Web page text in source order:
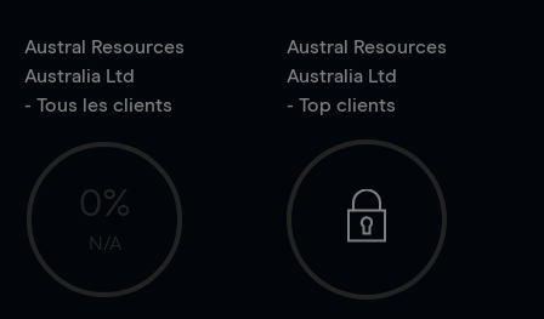
Austral Resources
Australia Ltd
- Tous les clients
0%
N/A
Austral Resources
Australia Ltd
- Top clients